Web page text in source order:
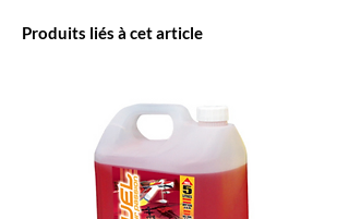
Produits liés à cet article